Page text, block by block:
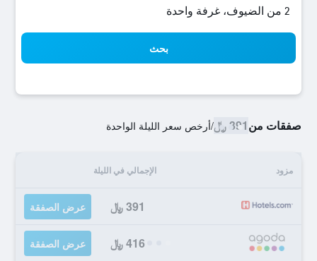
2 من الضيوف، غرفة واحدة
بحث
صفقات من391 ﷼ /أرخص سعر الليلة الواحدة
مزود الإجمالي في الليلة
391 ﷼ عرض الصفقة
416 ﷼ عرض الصفقة